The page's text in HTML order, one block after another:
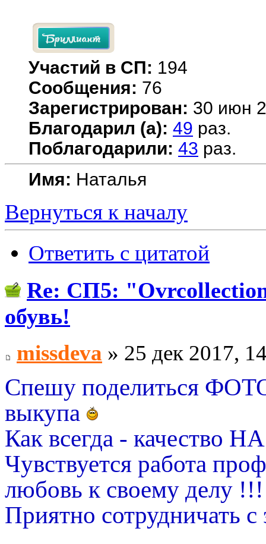
Участий в СП: 194
Сообщения: 76
Зарегистрирован: 30 июн
Благодарил (а): 49 раз.
Поблагодарили: 43 раз.
Имя: Наталья
Вернуться к началу
Ответить с цитатой
Re: СП5:
обувь!
missdeva » 25 дек 2017,
Спешу поделиться
выкупа
Как всегда -
Чувствуется работа
любовь к своему делу !!!
Приятно сотрудничать